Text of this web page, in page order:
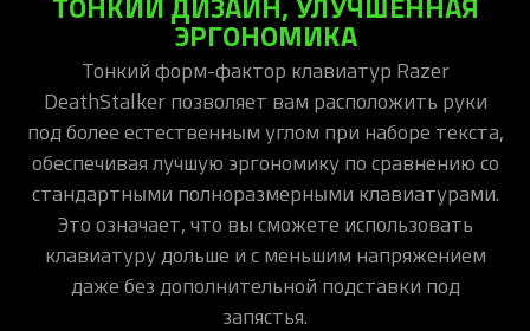
ЭРГОНОМИКА
Тонкий форм-фактор клавиатур Razer
DeathStalker позволяет вам расположить руки
под более естественным углом при наборе текста,
обеспечивая лучшую эргономику по сравнению со
стандартными полноразмерными клавиатурами.
Это означает, что вы сможете использовать
клавиатуру дольше и с меньшим напряжением
даже без дополнительной подставки под
запястья.